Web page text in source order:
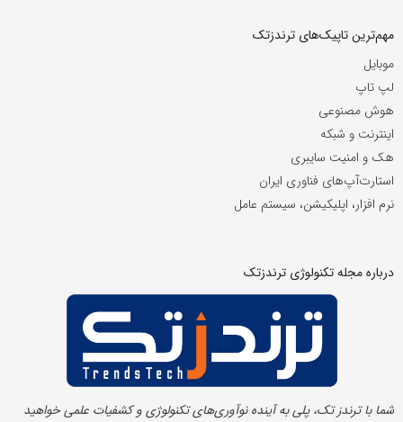
مهم‌ترین تاپیک‌های ترندزتک
موبایل
لپ تاپ
هوش مصنوعی
اینترنت و شبکه
هک و امنیت سایبری
استارت‌آپ‌های فناوری ایران
نرم افزار، اپلیکیشن، سیستم عامل
درباره مجله تکنولوژی ترندزتک
شما با ترندز تک، پلی به آینده‌ نوآوری‌های تکنولوژی و کشفیات علمی خواهید